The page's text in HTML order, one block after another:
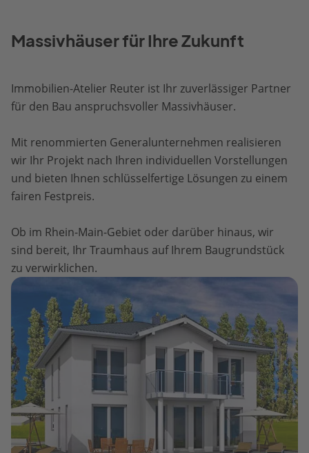
Massivhäuser für Ihre Zukunft
Immobilien-Atelier Reuter ist Ihr zuverlässiger Partner
für den Bau anspruchsvoller Massivhäuser.
Mit renommierten Generalunternehmen realisieren
wir Ihr Projekt nach Ihren individuellen Vorstellungen
und bieten Ihnen schlüsselfertige Lösungen zu einem
fairen Festpreis.
Ob im Rhein-Main-Gebiet oder darüber hinaus, wir
sind bereit, Ihr Traumhaus auf Ihrem Baugrundstück
zu verwirklichen.